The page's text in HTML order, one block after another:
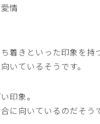
情
着きといった印象を持
いているそうです。
印象。
に向いているのだそう